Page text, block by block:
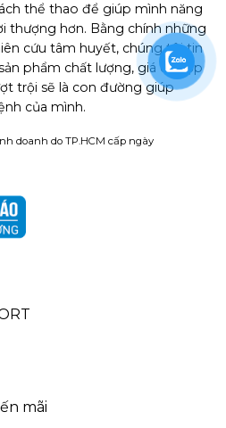
thể thao để giúp mình năng
thượng hơn. Bằng chính những
cứu tâm huyết, chúng tôi tin
phẩm chất lượng, giá cả hợp
trội sẽ là con đường giúp
của mình.
doanh do TP.HCM cấp ngày
mãi